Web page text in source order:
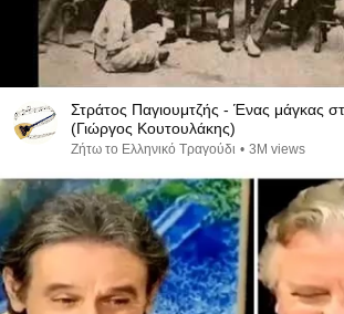
Στράτος Παγιουμτζής - Ένας μάγκας
(Γιώργος Κουτουλάκης)
Ζήτω το Ελληνικό Τραγούδι • 3M views